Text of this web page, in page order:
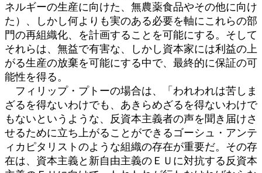
ネルギーの生産に向けた、無農薬食品やその他に向け
た）、しかし何よりも実のある必要を軸にこれらの部
門の再組織化、を計画することを可能にする。そして
それらは、無益で有害な、しかし資本家には利益の上
がる生産の放棄を可能にする中で、最終的に保証の可
能性を得る。
フィリップ・プトーの場合は、「われわれは苦しま
ざるを得ないわけでも、あきらめざるを得ないわけで
もないというような、反資本主義者の声を聞き届けさ
せるために立ち上がることができるゴーシュ・アンテ
ィカピタリストのような組織の存在が重要だ。その存
在は、資本主義と新自由主義のＥＵに対抗する反資本